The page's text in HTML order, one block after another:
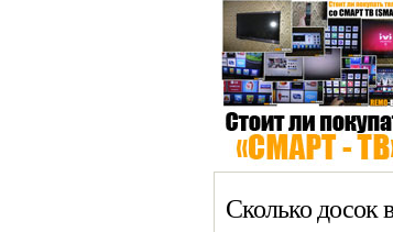
Сколько досок